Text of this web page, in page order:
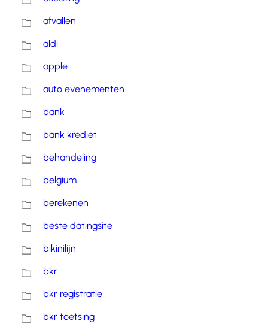
afvallen
aldi
apple
auto evenementen
bank
bank krediet
behandeling
belgium
berekenen
beste datingsite
bikinilijn
bkr
bkr registratie
bkr toetsing